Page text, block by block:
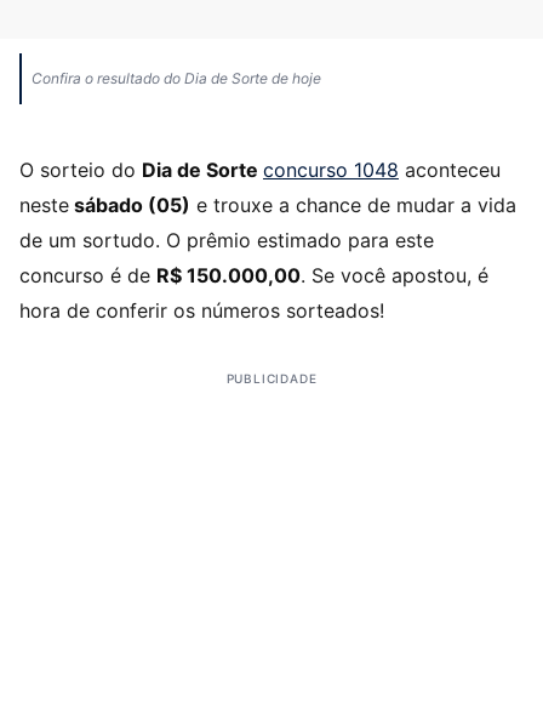
Confira o resultado do Dia de Sorte de hoje
O sorteio do Dia de Sorte concurso 1048 aconteceu
neste sábado (05) e trouxe a chance de mudar a vida
de um sortudo. O prêmio estimado para este
concurso é de R$ 150.000,00. Se você apostou, é
hora de conferir os números sorteados!
PUBLICIDADE